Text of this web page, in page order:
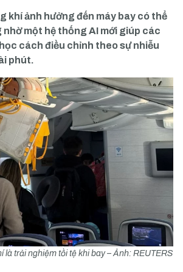
khí ảnh hưởng đến máy bay có thể
một hệ thống AI mới giúp các
cách điều chỉnh theo sự nhiễu
phút.
là trải nghiệm tồi tệ khi bay – Ảnh: REUTERS